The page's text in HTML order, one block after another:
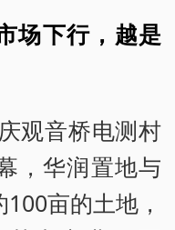
场下行，越是
观音桥电测村
，华润置地与
亩的土地，